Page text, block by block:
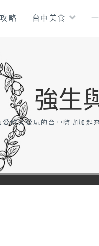
略 台中美食
強生
愛吃又愛玩的台中嗨咖加